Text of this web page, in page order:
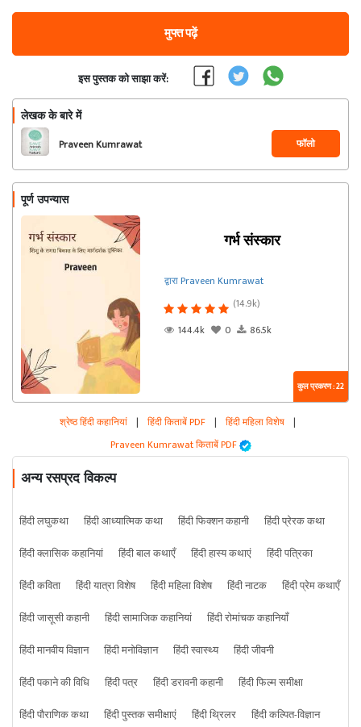
मुफ्त पढ़ें
इस पुस्तक को साझा करें:
लेखक के बारे में
Praveen Kumrawat फॉलो
पूर्ण उपन्यास
गर्भ संस्कार
द्वारा Praveen Kumrawat
(14.9k)
144.4k
0 86.5k
कुल प्रकरण : 22
श्रेष्ठ हिंदी कहानियां | हिंदी किताबें PDF | हिंदी महिला विशेष |
Praveen Kumrawat किताबें PDF
अन्य रसप्रद विकल्प
हिंदी लघुकथा हिंदी आध्यात्मिक कथा हिंदी फिक्शन कहानी
हिंदी प्रेरक कथा
हिंदी क्लासिक कहानियां
हिंदी बाल कथाएँ हिंदी हास्य कथाएं
हिंदी पत्रिका
हिंदी कविता
हिंदी यात्रा विशेष हिंदी महिला विशेष हिंदी नाटक
हिंदी प्रेम कथाएँ
हिंदी जासूसी कहानी
हिंदी सामाजिक कहानियां
हिंदी रोमांचक कहानियाँ
हिंदी मानवीय विज्ञान
हिंदी मनोविज्ञान हिंदी स्वास्थ्य
हिंदी जीवनी
हिंदी पकाने की विधि
हिंदी पत्र हिंदी डरावनी कहानी
हिंदी फिल्म समीक्षा
हिंदी पौराणिक कथा
हिंदी पुस्तक समीक्षाएं हिंदी थ्रिलर हिंदी कल्पित-विज्ञान